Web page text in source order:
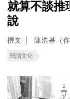
就算不談推
說
撰文 陳浩基（作
閱讀文化